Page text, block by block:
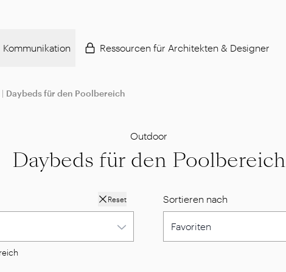
Kommunikation Ressourcen für Architekten & Designer
| Daybeds für den Poolbereich
Outdoor
Daybeds für den Poolbereich
Reset Sortieren nach